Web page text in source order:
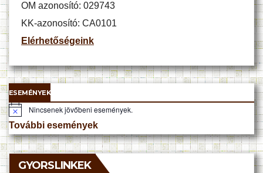
OM azonosító: 029743
KK-azonosító: CA0101
Elérhetőségeink
ESEMÉNYEK
N
o
t
i
c
e
Nincsenek jövőbeni események.
További események
GYORSLINKEK